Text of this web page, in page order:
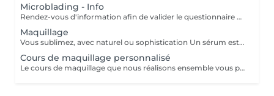
Microblading - Info
Rendez-vous d'information afin de valider le questionnaire médical et les contre-indications, validation de la couleur et de la forme des sourcils, réponses aux éventuelles interrogations. L'acompte sera restitué entièrement lors de votre venue, si vous n'annulez pas il sera conservé.
Maquillage
Vous sublimez, avec naturel ou sophistication Un sérum est appliqué avant le maquillage afin de fixer celui ci Possibilité d'ajouter avant le maquillage de la radio fréquence qui va lisser et défatiguer vos traits pour un rendu encore plus lumineux
Cours de maquillage personnalisé
Le cours de maquillage que nous réalisons ensemble vous permet d'apprendre à réaliser un maquillage complet, naturel ou plus sophistiqué au gré de vos envies et de votre style. Nous essayerons de répondre à toutes vos questions et partagerons nos petits tips de pro ;-)